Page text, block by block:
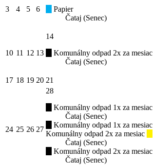
3 4 5 6
Papier
Čataj (Senec)
10 11 12 13
14
Komunálny odpad 2x za mesiac
Čataj (Senec)
17 18 19 20 21
24 25 26 27
28
Komunálny odpad 1x za mesiac
Čataj (Senec)
Komunálny odpad 1x za mesiac
Komunálny odpad 2x za mesiac
Čataj (Senec)
Komunálny odpad 2x za mesiac
Čataj (Senec)